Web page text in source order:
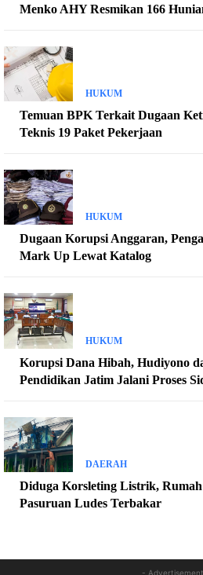
Menko AHY Resmikan 166
HUKUM
Temuan BPK Terkait Dugaan
Teknis 19 Paket Pekerjaan
HUKUM
Dugaan Korupsi Anggaran,
Mark Up Lewat Katalog
HUKUM
Korupsi Dana Hibah, Hudiyono
Pendidikan Jatim Jalani Proses
DAERAH
Diduga Korsleting Listrik,
Pasuruan Ludes Terbakar
-